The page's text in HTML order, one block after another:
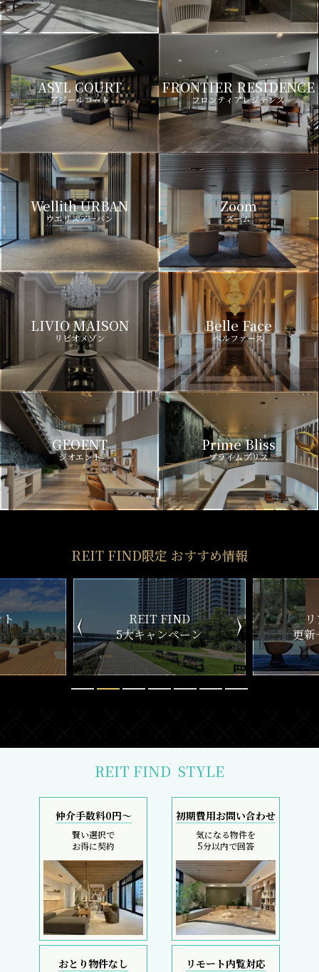
ASYL COURT
アジールコート
FRONTIER RESIDENCE
フロンティアレジデンス
Wellith URBAN
ウエリスアーバン
Zoom
ズーム
LIVIO MAISON
リビオメゾン
Belle Face
ベルファース
GEOENT
ジオエント
Prime Bliss
プライムブリス
REIT FIND限定 おすすめ情報
ン
リアルタイム
更新一覧チェック
新
REIT FIND STYLE
仲介手数料0円～
賢い選択で
お得に契約
初期費用お問い合わせ
気になる物件を
5分以内で回答
おとり物件なし リモート内覧対応